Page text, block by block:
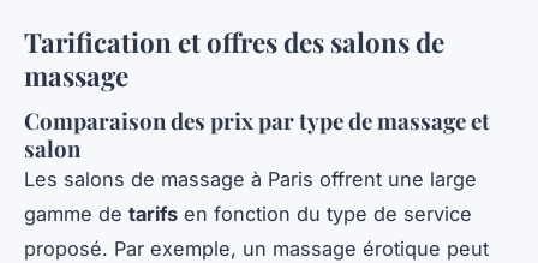
Tarification et offres des salons de
massage
Comparaison des prix par type de massage et
salon
Les salons de massage à Paris offrent une large
gamme de tarifs en fonction du type de service
proposé. Par exemple, un massage érotique peut